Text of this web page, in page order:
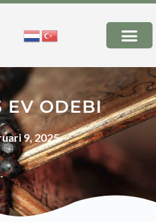
EV ODEBI
9, 2025